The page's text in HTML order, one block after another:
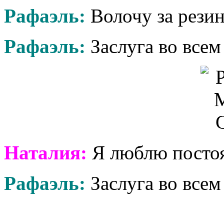
Рафаэль: Волочу за
Рафаэль: Заслуга во
Наталия: Я люблю
Рафаэль: Заслуга во